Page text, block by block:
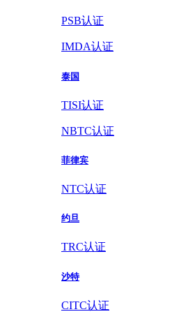
PSB认证
IMDA认证
泰国
TISI认证
NBTC认证
菲律宾
NTC认证
约旦
TRC认证
沙特
CITC认证